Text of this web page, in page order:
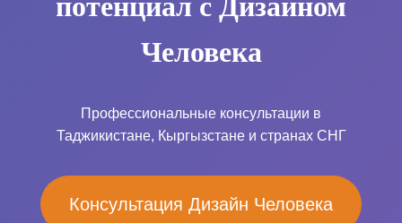
Человека
Профессиональные консультации в
Таджикистане, Кыргызстане и странах СНГ
Консультация Дизайн Человека